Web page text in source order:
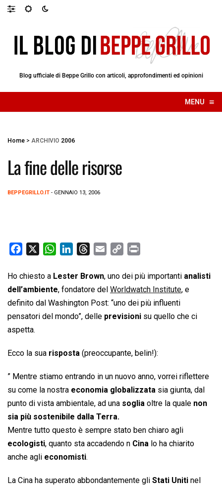
Blog ufficiale di Beppe Grillo con articoli, approfondimenti ed opinioni
MENU ≡
☰
Home > ARCHIVIO 2006
La fine delle risorse
BEPPEGRILLO.IT - GENNAIO 13, 2006
c
e
b
o
o
W
a
t
s
A
n
k
e
d
r
e
a
d
a
i
l
p
y
L
i
i
n
t
Ho chiesto a Lester Brown, uno dei più importanti analisti
dell’ambiente, fondatore del Worldwatch Institute, e
definito dal Washington Post: “uno dei più influenti
pensatori del mondo”, delle previsioni su quello che ci
aspetta.
Ecco la sua risposta (preoccupante, belin!):
” Mentre stiamo entrando in un nuovo anno, vorrei riflettere
su come la nostra economia globalizzata sia giunta, dal
punto di vista ambientale, ad una soglia oltre la quale non
sia più sostenibile dalla Terra.
Mentre tutto questo è sempre stato ben chiaro agli
ecologisti, quanto sta accadendo n Cina lo ha chiarito
anche agli economisti.
La Cina ha superato abbondantemente gli Stati Uniti nel